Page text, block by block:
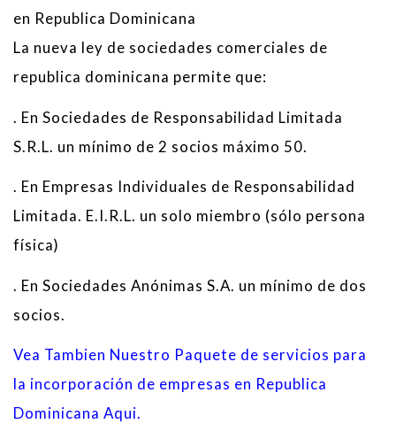
en Republica Dominicana
La nueva ley de sociedades comerciales de
republica dominicana permite que:
. En Sociedades de Responsabilidad Limitada
S.R.L. un mínimo de 2 socios máximo 50.
. En Empresas Individuales de Responsabilidad
Limitada. E.I.R.L. un solo miembro (sólo persona
física)
. En Sociedades Anónimas S.A. un mínimo de dos
socios.
Vea Tambien Nuestro Paquete de servicios para
la incorporación de empresas en Republica
Dominicana Aqui.